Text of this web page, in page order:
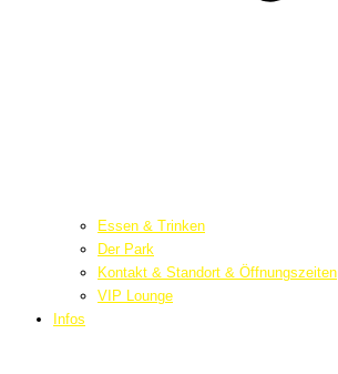
Essen & Trinken
Der Park
Kontakt & Standort & Öffnungszeiten
VIP Lounge
Infos